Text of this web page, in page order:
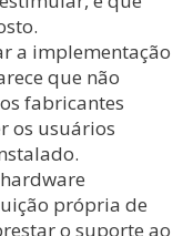
a implementação
que não
fabricantes
os usuários
própria de
o suporte ao